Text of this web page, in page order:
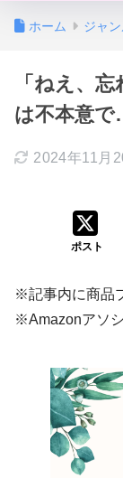
ホーム ジャ
「ねえ、
は不本意
2024年11月
ポスト
※記事内に商品
※Amazonアソ